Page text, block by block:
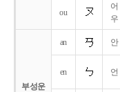
ou
어
우
부성운
an 안
en 언